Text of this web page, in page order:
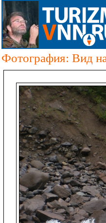
Фотография: Вид